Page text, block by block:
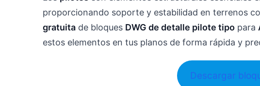
proyectos…
para proyectos
proporcionando soporte y estabilidad en terrenos
gratuita de bloques DWG de detalle pilote tipo para
estos elementos en tus planos de forma rápida y
Descargar